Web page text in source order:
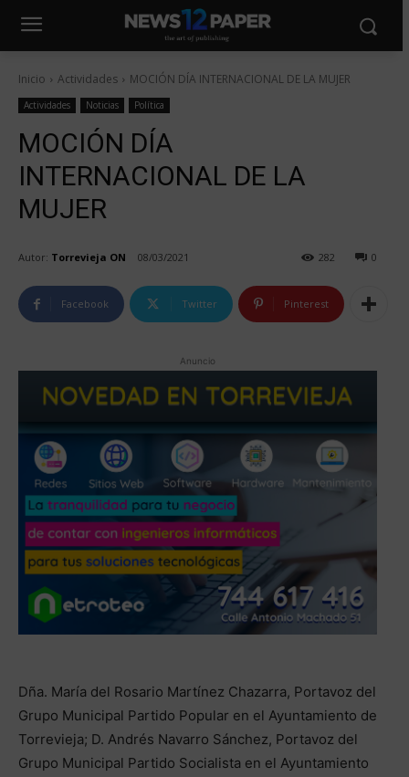
Inicio Actividades MOCIÓN DÍA INTERNACIONAL DE LA MUJER
Actividades Noticias Política
MOCIÓN DÍA
INTERNACIONAL DE LA
MUJER
Autor: Torrevieja ON 08/03/2021 0
282
Facebook Twitter Pinterest
Anuncio
Dña. María del Rosario Martínez Chazarra, Portavoz del
Grupo Municipal Partido Popular en el Ayuntamiento de
Torrevieja; D. Andrés Navarro Sánchez, Portavoz del
Grupo Municipal Partido Socialista en el Ayuntamiento